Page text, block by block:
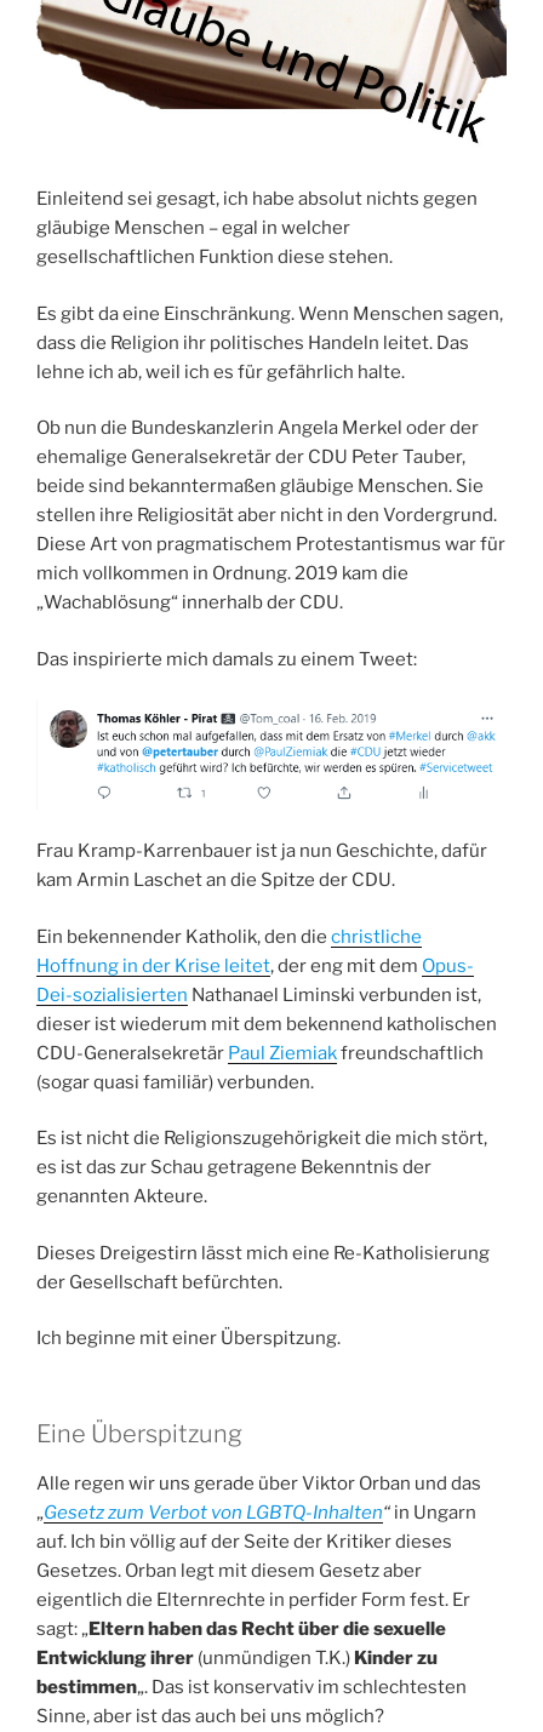
Einleitend sei gesagt, ich habe absolut nichts gegen
gläubige Menschen – egal in welcher
gesellschaftlichen Funktion diese stehen.
Es gibt da eine Einschränkung. Wenn Menschen sagen,
dass die Religion ihr politisches Handeln leitet. Das
lehne ich ab, weil ich es für gefährlich halte.
Ob nun die Bundeskanzlerin Angela Merkel oder der
ehemalige Generalsekretär der CDU Peter Tauber,
beide sind bekanntermaßen gläubige Menschen. Sie
stellen ihre Religiosität aber nicht in den Vordergrund.
Diese Art von pragmatischem Protestantismus war für
mich vollkommen in Ordnung. 2019 kam die
„Wachablösung“ innerhalb der CDU.
Das inspirierte mich damals zu einem Tweet:
Frau Kramp-Karrenbauer ist ja nun Geschichte, dafür
kam Armin Laschet an die Spitze der CDU.
Ein bekennender Katholik, den die christliche
Hoffnung in der Krise leitet, der eng mit dem Opus-
Dei-sozialisierten Nathanael Liminski verbunden ist,
dieser ist wiederum mit dem bekennend katholischen
CDU-Generalsekretär Paul Ziemiakfreundschaftlich
(sogar quasi familiär) verbunden.
Es ist nicht die Religionszugehörigkeit die mich stört,
es ist das zur Schau getragene Bekenntnis der
genannten Akteure.
Dieses Dreigestirn lässt mich eine Re-Katholisierung
der Gesellschaft befürchten.
Ich beginne mit einer Überspitzung.
Eine Überspitzung
Alle regen wir uns gerade über Viktor Orban und das
„Gesetz zum Verbot von LGBTQ-Inhalten“ in Ungarn
auf. Ich bin völlig auf der Seite der Kritiker dieses
Gesetzes. Orban legt mit diesem Gesetz aber
eigentlich die Elternrechte in perfider Form fest. Er
sagt: „Eltern haben das Recht über die sexuelle
Entwicklung ihrer (unmündigen T.K.) Kinder zu
bestimmen„. Das ist konservativ im schlechtesten
Sinne, aber ist das auch bei uns möglich?